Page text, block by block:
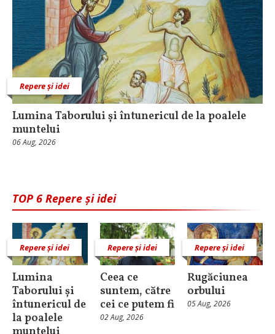
Repere și idei
Lumina Taborului și întunericul de la poalele
muntelui
06 Aug, 2026
TOP 6 Repere și idei
Repere și idei
Lumina
Taborului și
întunericul de
la poalele
Repere și idei
Ceea ce
suntem, către
cei ce putem fi
02 Aug, 2026
Repere și idei
Rugăciunea
orbului
05 Aug, 2026